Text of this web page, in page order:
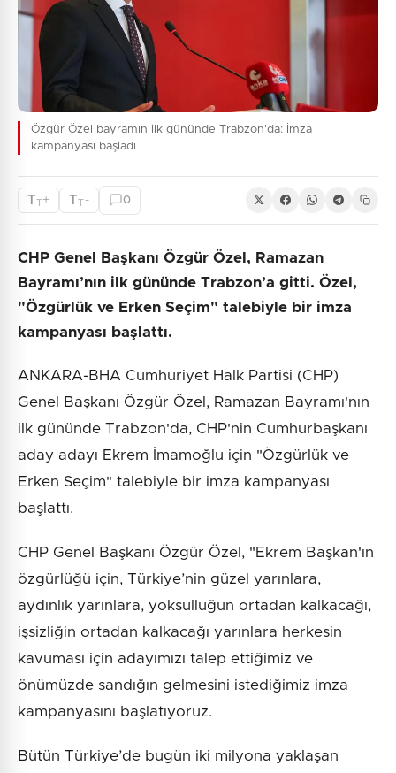
Özgür Özel bayramın ilk gününde Trabzon'da: İmza
kampanyası başladı
TT+ TT - 0
CHP Genel Başkanı Özgür Özel, Ramazan
Bayramı’nın ilk gününde Trabzon’a gitti. Özel,
"Özgürlük ve Erken Seçim" talebiyle bir imza
kampanyası başlattı.
ANKARA-BHA Cumhuriyet Halk Partisi (CHP)
Genel Başkanı Özgür Özel, Ramazan Bayramı'nın
ilk gününde Trabzon'da, CHP'nin Cumhurbaşkanı
aday adayı Ekrem İmamoğlu için "Özgürlük ve
Erken Seçim" talebiyle bir imza kampanyası
başlattı.
CHP Genel Başkanı Özgür Özel, "Ekrem Başkan'ın
özgürlüğü için, Türkiye’nin güzel yarınlara,
aydınlık yarınlara, yoksulluğun ortadan kalkacağı,
işsizliğin ortadan kalkacağı yarınlara herkesin
kavuması için adayımızı talep ettiğimiz ve
önümüzde sandığın gelmesini istediğimiz imza
kampanyasını başlatıyoruz.
Bütün Türkiye’de bugün iki milyona yaklaşan